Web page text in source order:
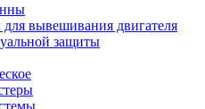
вывешивания двигателя
защиты